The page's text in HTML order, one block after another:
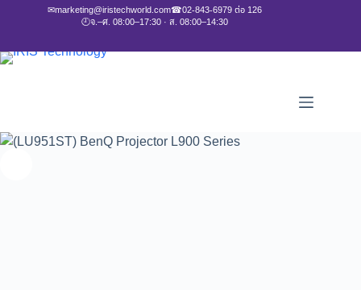
✉marketing@iristechworld.com☎02-843-6979 ต่อ 126
🕘จ.–ศ. 08:00–17:30 · ส. 08:00–14:30